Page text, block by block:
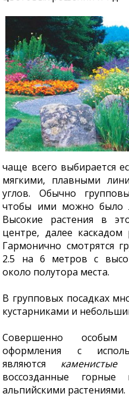
чаще всего выбирается
мягкими, плавными
углов. Обычно
чтобы ими можно было
Высокие растения в
центре, далее
Гармонично смотрятся
2.5 на 6 метров с
около полутора места.
В групповых посадках
кустарниками и
Совершенно особым
оформления с
являются каменистые
воссозданные
альпийскими растениями.